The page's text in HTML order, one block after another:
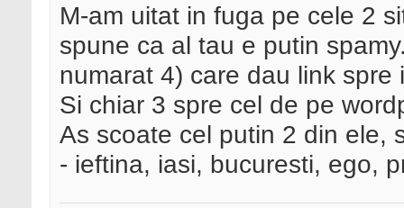
M-am uitat in fuga pe cele 2
spune ca al tau e putin
numarat 4) care dau link
Si chiar 3 spre cel de pe
As scoate cel putin 2 din ele,
- ieftina, iasi, bucuresti, ego,